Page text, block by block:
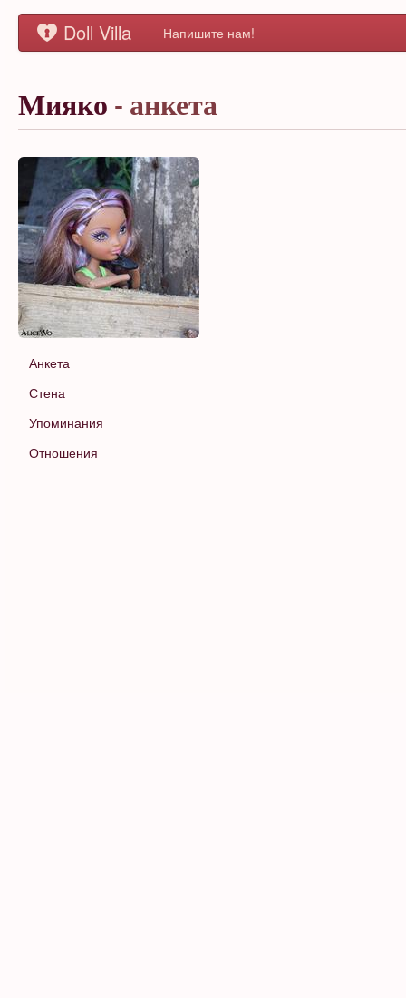
Doll Villa Напишите нам!
Мияко - анкета
Анкета
Стена
Упоминания
Отношения